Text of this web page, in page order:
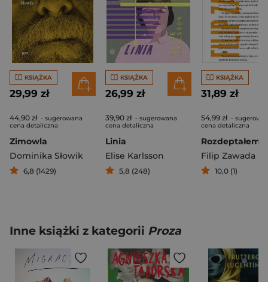
KSIĄŻKA
29,99 zł
44,90 zł - sugerowana
cena detaliczna
Zimowla
Dominika Słowik
6,8 (1429)
KSIĄŻKA
26,99 zł
39,90 zł - sugerowana
cena detaliczna
Linia
Elise Karlsson
5,8 (248)
KSIĄŻKA
31,89 zł
54,99 zł -
cena detaliczna
Filip Zawada
10,0 (1)
Inne książki z kategorii Proza